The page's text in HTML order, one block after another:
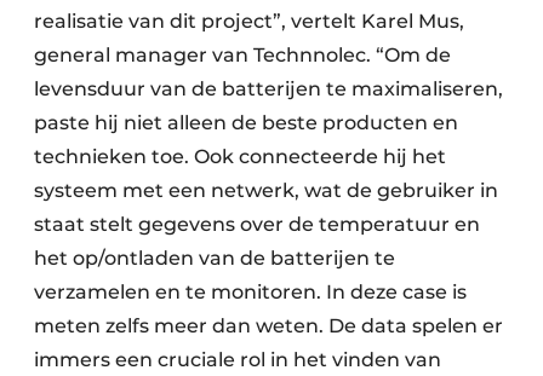
realisatie van dit project”, vertelt Karel Mus,
general manager van Technnolec. “Om de
levensduur van de batterijen te maximaliseren,
paste hij niet alleen de beste producten en
technieken toe. Ook connecteerde hij het
systeem met een netwerk, wat de gebruiker in
staat stelt gegevens over de temperatuur en
het op/ontladen van de batterijen te
verzamelen en te monitoren. In deze case is
meten zelfs meer dan weten. De data spelen er
immers een cruciale rol in het vinden van